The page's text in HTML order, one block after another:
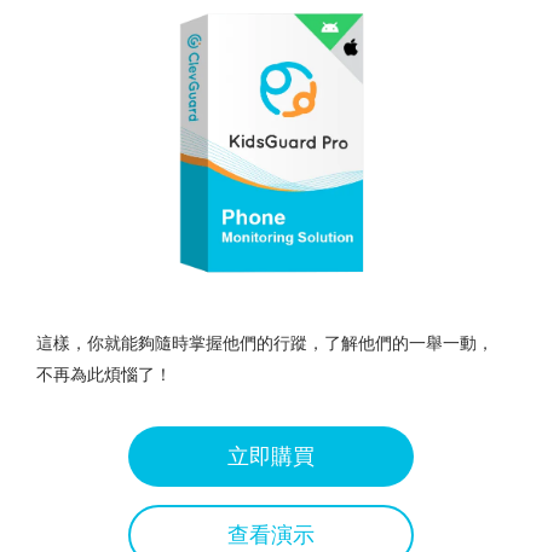
這樣，你就能夠隨時掌握他們的行蹤，了解他們的一舉一動，
不再為此煩惱了！
立即購買
查看演示